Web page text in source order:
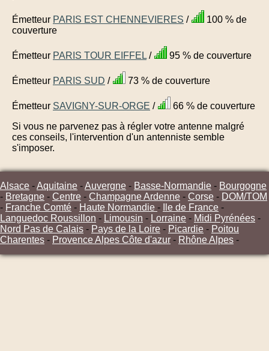
Émetteur PARIS EST CHENNEVIERES /
100 % de
couverture
Émetteur PARIS TOUR EIFFEL / 95 % de couverture
Émetteur PARIS SUD / 73 % de couverture
Émetteur SAVIGNY-SUR-ORGE /
66 % de couverture
Si vous ne parvenez pas à régler votre antenne malgré
ces conseils, l'intervention d'un antenniste semble
s'imposer.
Alsace -Aquitaine -Auvergne - Basse-Normandie - Bourgogne
- Bretagne - Centre - Champagne Ardenne - Corse - DOM/TOM
- Franche Comté - Haute Normandie - Ile de France -
Languedoc Roussillon - Limousin - Lorraine - Midi Pyrénées -
Nord Pas de Calais - Pays de la Loire - Picardie - Poitou
Charentes - Provence Alpes Côte d'azur - Rhône Alpes -